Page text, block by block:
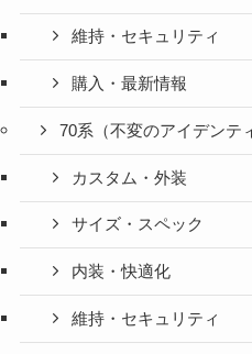
維持・セキュリティ
購入・最新情報
70系（不変のアイデンテ
カスタム・外装
サイズ・スペック
内装・快適化
維持・セキュリティ